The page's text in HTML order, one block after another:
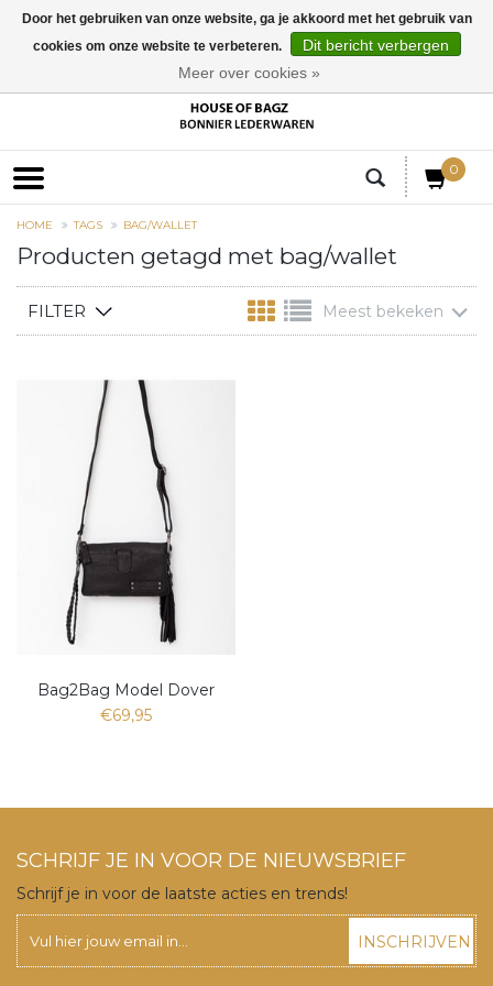
0
HOME TAGS BAG/WALLET
Producten getagd met bag/wallet
FILTER Meest bekeken
Bag2Bag Model Dover
€69,95
SCHRIJF JE IN VOOR DE NIEUWSBRIEF
Schrijf je in voor de laatste acties en trends!
INSCHRIJVEN
Door het gebruiken van onze website, ga je akkoord met het gebruik van
cookies om onze website te verbeteren.
Dit bericht verbergen
Meer over cookies »